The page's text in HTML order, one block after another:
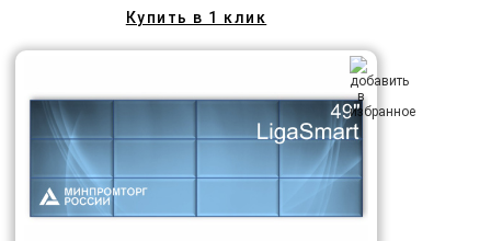
Купить в 1 клик